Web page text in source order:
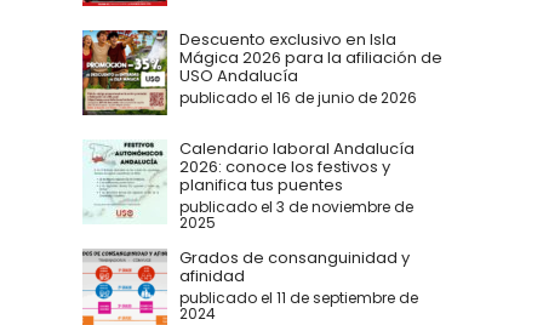
Descuento exclusivo en Isla
Mágica 2026 para la afiliación de
USO Andalucía
publicado el 16 de junio de 2026
Calendario laboral Andalucía
2026: conoce los festivos y
planifica tus puentes
publicado el 3 de noviembre de
2025
Grados de consanguinidad y
afinidad
publicado el 11 de septiembre de
2024